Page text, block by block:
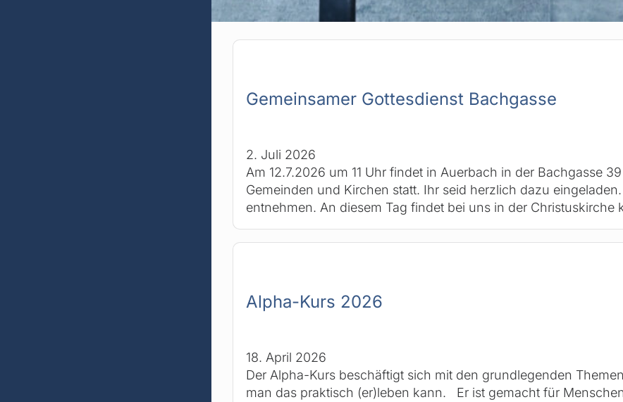
Gemeinsamer Gottesdienst Bachgasse
2. Juli 2026
Am 12.7.2026 um 11 Uhr findet in Auerbach in der Bachgasse
Gemeinden und Kirchen statt. Ihr seid herzlich dazu
entnehmen. An diesem Tag findet bei uns in der Christuskirche
Alpha-Kurs 2026
18. April 2026
Der Alpha-Kurs beschäftigt sich mit den grundlegenden
man das praktisch (er)leben kann. Er ist gemacht für